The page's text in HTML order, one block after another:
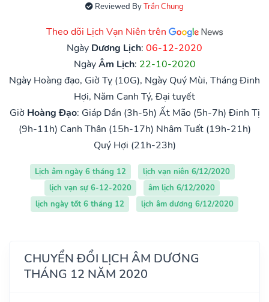
Reviewed ByTrần Chung
Theo dõi Lịch Vạn Niên trên
Ngày Dương Lịch: 06-12-2020
NgàyÂm Lịch: 22-10-2020
Ngày Hoàng đạo, Giờ Tỵ (10G), Ngày Quý Mùi, Tháng Đinh
Hợi, Năm Canh Tý, Đại tuyết
Giờ Hoàng Đạo: Giáp Dần (3h-5h) Ất Mão (5h-7h) Đinh Tị
(9h-11h) Canh Thân (15h-17h) Nhâm Tuất (19h-21h)
Quý Hợi (21h-23h)
Lịch âm ngày 6 tháng 12
lịch vạn niên 6/12/2020
lịch vạn sự 6-12-2020
âm lịch 6/12/2020
lịch ngày tốt 6 tháng 12
lịch âm dương 6/12/2020
CHUYỂN ĐỔI LỊCH ÂM DƯƠNG
THÁNG 12 NĂM 2020